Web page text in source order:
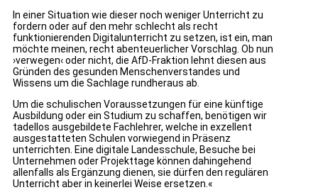
In einer Situation wie dieser noch weniger Unterricht zu
fordern oder auf den mehr schlecht als recht
funktionierenden Digitalunterricht zu setzen, ist ein, man
möchte meinen, recht abenteuerlicher Vorschlag. Ob nun
›verwegen‹ oder nicht, die AfD-Fraktion lehnt diesen aus
Gründen des gesunden Menschenverstandes und
Wissens um die Sachlage rundheraus ab.
Um die schulischen Voraussetzungen für eine künftige
Ausbildung oder ein Studium zu schaffen, benötigen wir
tadellos ausgebildete Fachlehrer, welche in exzellent
ausgestatteten Schulen vorwiegend in Präsenz
unterrichten. Eine digitale Landesschule, Besuche bei
Unternehmen oder Projekttage können dahingehend
allenfalls als Ergänzung dienen, sie dürfen den regulären
Unterricht aber in keinerlei Weise ersetzen.«